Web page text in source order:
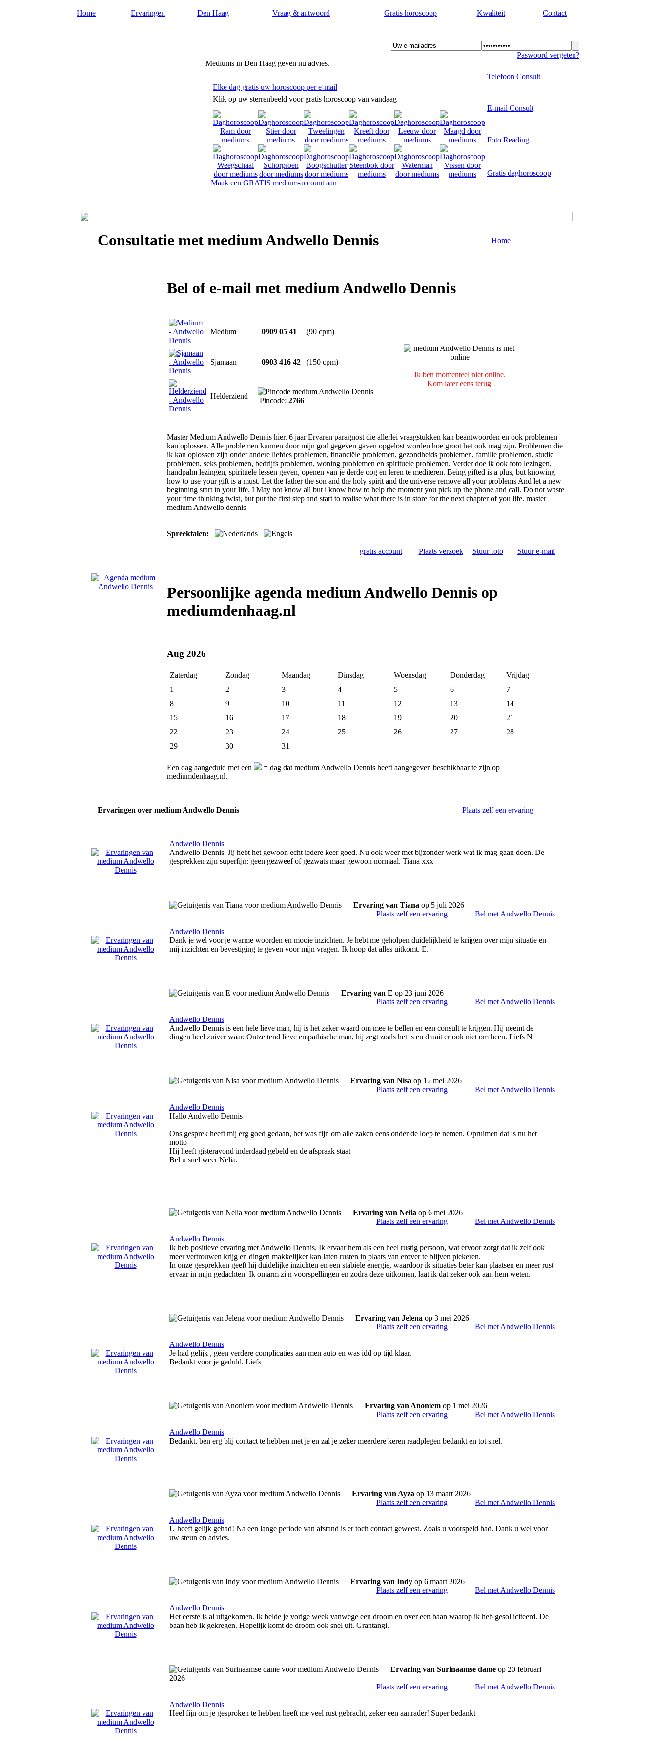
Home Ervaringen Den Haag Vraag & antwoord Gratis horoscoop Kwaliteit Contact
Mediums in Den Haag geven nu advies.
Paswoord vergeten?
Elke dag gratis uw horoscoop per e-mail
Klik op uw sterrenbeeld voor gratis horoscoop van vandaag
Maak een GRATIS medium-account aan
Telefoon Consult
E-mail Consult
Foto Reading
Gratis daghoroscoop
Consultatie met medium Andwello Dennis Home
Bel of e-mail met medium Andwello Dennis
Medium 0909 05 41 (90 cpm)
Ik ben momenteel niet online.
Kom later eens terug.
Sjamaan 0903 416 42 (150 cpm)
Helderziend
Pincode: 2766
Master Medium Andwello Dennis hier. 6 jaar Ervaren paragnost die allerlei vraagstukken kan beantwoorden en ook problemen
kan oplossen. Alle problemen kunnen door mijn god gegeven gaven opgelost worden hoe groot het ook mag zijn. Problemen die
ik kan oplossen zijn onder andere liefdes problemen, financiële problemen, gezondheids problemen, familie problemen, studie
problemen, seks problemen, bedrijfs problemen, woning problemen en spirituele problemen. Verder doe ik ook foto lezingen,
handpalm lezingen, spirituele lessen geven, openen van je derde oog en leren te mediteren. Being gifted is a plus, but knowing
how to use your gift is a must. Let the father the son and the holy spirit and the universe remove all your problems And let a new
beginning start in your life. I May not know all but i know how to help the moment you pick up the phone and call. Do not waste
your time thinking twist, but put the first step and start to realise what there is in store for the next chapter of you life. master
medium Andwello dennis
Spreektalen:
gratis account Plaats verzoek Stuur foto Stuur e-mail
Persoonlijke agenda medium Andwello Dennis op
mediumdenhaag.nl
Aug 2026
Zaterdag Zondag Maandag Dinsdag Woensdag Donderdag
Vrijdag
1
2 3 4 5 6
7
8
9 10 11 12 13
14
15
16 17 18 19 20
21
22
23 24 25 26 27
28
29
30 31
Een dag aangeduid met een
= dag dat medium Andwello Dennis heeft aangegeven beschikbaar te zijn op
mediumdenhaag.nl.
Ervaringen over medium Andwello Dennis Plaats zelf een ervaring
Andwello Dennis
Andwello Dennis. Jij hebt het gewoon echt iedere keer goed. Nu ook weer met bijzonder werk wat ik mag gaan doen. De
gesprekken zijn superfijn: geen gezweef of gezwats maar gewoon normaal. Tiana xxx
Ervaring van Tiana op 5 juli 2026
Plaats zelf een ervaring
Bel met Andwello Dennis
Andwello Dennis
Dank je wel voor je warme woorden en mooie inzichten. Je hebt me geholpen duidelijkheid te krijgen over mijn situatie en
mij inzichten en bevestiging te geven voor mijn vragen. Ik hoop dat alles uitkomt. E.
Ervaring van E op 23 juni 2026
Plaats zelf een ervaring
Bel met Andwello Dennis
Andwello Dennis
Andwello Dennis is een hele lieve man, hij is het zeker waard om mee te bellen en een consult te krijgen. Hij neemt de
dingen heel zuiver waar. Ontzettend lieve empathische man, hij zegt zoals het is en draait er ook niet om heen. Liefs N
Ervaring van Nisa op 12 mei 2026
Plaats zelf een ervaring
Bel met Andwello Dennis
Andwello Dennis
Hallo Andwello Dennis
Ons gesprek heeft mij erg goed gedaan, het was fijn om alle zaken eens onder de loep te nemen. Opruimen dat is nu het
motto
Hij heeft gisteravond inderdaad gebeld en de afspraak staat
Bel u snel weer Nelia.
Ervaring van Nelia op 6 mei 2026
Plaats zelf een ervaring
Bel met Andwello Dennis
Andwello Dennis
Ik heb positieve ervaring met Andwello Dennis. Ik ervaar hem als een heel rustig persoon, wat ervoor zorgt dat ik zelf ook
meer vertrouwen krijg en dingen makkelijker kan laten rusten in plaats van erover te blijven piekeren.
In onze gesprekken geeft hij duidelijke inzichten en een stabiele energie, waardoor ik situaties beter kan plaatsen en meer rust
ervaar in mijn gedachten. Ik omarm zijn voorspellingen en zodra deze uitkomen, laat ik dat zeker ook aan hem weten.
Ervaring van Jelena op 3 mei 2026
Plaats zelf een ervaring
Bel met Andwello Dennis
Andwello Dennis
Je had gelijk , geen verdere complicaties aan men auto en was idd op tijd klaar.
Bedankt voor je geduld. Liefs
Ervaring van Anoniem op 1 mei 2026
Plaats zelf een ervaring
Bel met Andwello Dennis
Andwello Dennis
Bedankt, ben erg blij contact te hebben met je en zal je zeker meerdere keren raadplegen bedankt en tot snel.
Ervaring van Ayza op 13 maart 2026
Plaats zelf een ervaring
Bel met Andwello Dennis
Andwello Dennis
U heeft gelijk gehad! Na een lange periode van afstand is er toch contact geweest. Zoals u voorspeld had. Dank u wel voor
uw steun en advies.
Ervaring van Indy op 6 maart 2026
Plaats zelf een ervaring
Bel met Andwello Dennis
Andwello Dennis
Het eerste is al uitgekomen. Ik belde je vorige week vanwege een droom en over een baan waarop ik heb gesolliciteerd. De
baan heb ik gekregen. Hopelijk komt de droom ook snel uit. Grantangi.
Ervaring van Surinaamse dame op 20 februari
2026
Plaats zelf een ervaring
Bel met Andwello Dennis
Andwello Dennis
Heel fijn om je gesproken te hebben heeft me veel rust gebracht, zeker een aanrader! Super bedankt